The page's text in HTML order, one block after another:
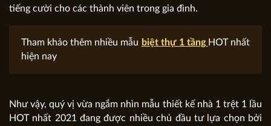
tiếng cười cho các thành viên trong gia đình.
Tham khảo thêm nhiều mẫu biệt thự 1 tầng HOT nhất
hiện nay
Như vậy, quý vị vừa ngắm nhìn mẫu thiết kế nhà 1 trệt 1 lầu
HOT nhất 2021 đang được nhiều chủ đầu tư lựa chọn bởi